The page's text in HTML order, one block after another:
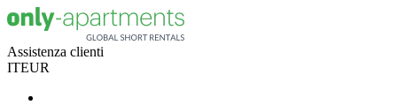
Assistenza clienti
ITEUR